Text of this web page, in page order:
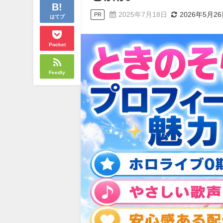
はてブ
Pocket
Feedly
PR 2025年7月18日 2026年5月26